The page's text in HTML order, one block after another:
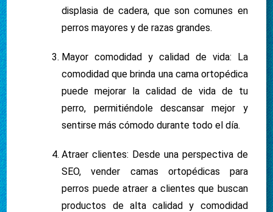
displasia de cadera, que son comunes en
perros mayores y de razas grandes.
Mayor comodidad y calidad de vida: La
comodidad que brinda una cama ortopédica
puede mejorar la calidad de vida de tu
perro, permitiéndole descansar mejor y
sentirse más cómodo durante todo el día.
Atraer clientes: Desde una perspectiva de
SEO, vender camas ortopédicas para
perros puede atraer a clientes que buscan
productos de alta calidad y comodidad